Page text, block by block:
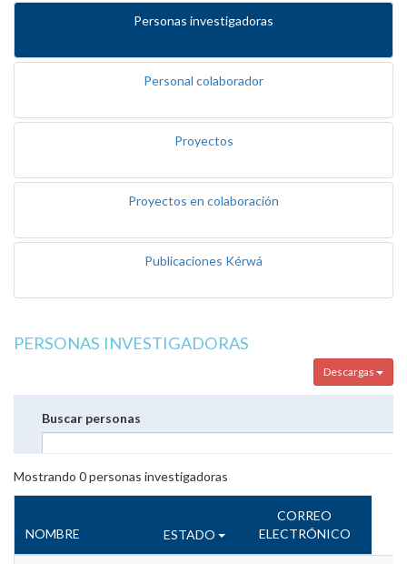
Personas investigadoras
Personal colaborador
Proyectos
Proyectos en colaboración
Publicaciones Kérwá
PERSONAS INVESTIGADORAS
Descargas
Buscar personas
Mostrando 0personas investigadoras
NOMBRE ESTADO
CORREO
ELECTRÓNICO